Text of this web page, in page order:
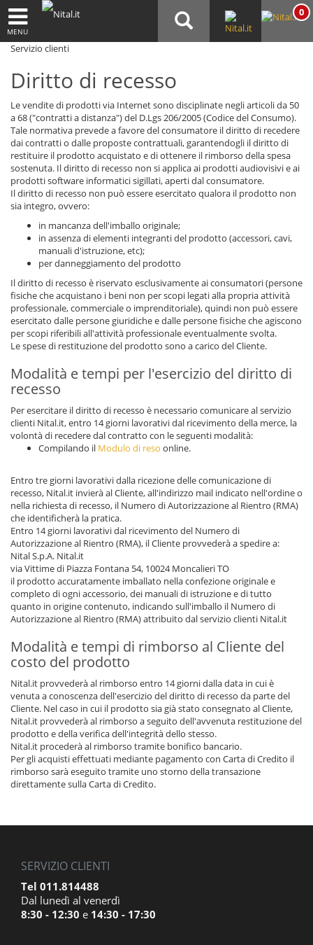
MENU
0
Servizio clienti
Diritto di recesso
Le vendite di prodotti via Internet sono disciplinate negli articoli da 50
a 68 ("contratti a distanza") del D.Lgs 206/2005 (Codice del Consumo).
Tale normativa prevede a favore del consumatore il diritto di recedere
dai contratti o dalle proposte contrattuali, garantendogli il diritto di
restituire il prodotto acquistato e di ottenere il rimborso della spesa
sostenuta. Il diritto di recesso non si applica ai prodotti audiovisivi e ai
prodotti software informatici sigillati, aperti dal consumatore.
Il diritto di recesso non può essere esercitato qualora il prodotto non
sia integro, ovvero:
in mancanza dell'imballo originale;
in assenza di elementi integranti del prodotto (accessori, cavi,
manuali d'istruzione, etc);
per danneggiamento del prodotto
Il diritto di recesso è riservato esclusivamente ai consumatori (persone
fisiche che acquistano i beni non per scopi legati alla propria attività
professionale, commerciale o imprenditoriale), quindi non può essere
esercitato dalle persone giuridiche e dalle persone fisiche che agiscono
per scopi riferibili all'attività professionale eventualmente svolta.
Le spese di restituzione del prodotto sono a carico del Cliente.
Modalità e tempi per l'esercizio del diritto di
recesso
Per esercitare il diritto di recesso è necessario comunicare al servizio
clienti Nital.it, entro 14 giorni lavorativi dal ricevimento della merce, la
volontà di recedere dal contratto con le seguenti modalità:
Compilando il Modulo di reso online.
Entro tre giorni lavorativi dalla ricezione delle comunicazione di
recesso, Nital.it invierà al Cliente, all'indirizzo mail indicato nell'ordine o
nella richiesta di recesso, il Numero di Autorizzazione al Rientro (RMA)
che identificherà la pratica.
Entro 14 giorni lavorativi dal ricevimento del Numero di
Autorizzazione al Rientro (RMA), il Cliente provvederà a spedire a:
Nital S.p.A. Nital.it
via Vittime di Piazza Fontana 54, 10024 Moncalieri TO
il prodotto accuratamente imballato nella confezione originale e
completo di ogni accessorio, dei manuali di istruzione e di tutto
quanto in origine contenuto, indicando sull'imballo il Numero di
Autorizzazione al Rientro (RMA) attribuito dal servizio clienti Nital.it
Modalità e tempi di rimborso al Cliente del
costo del prodotto
Nital.it provvederà al rimborso entro 14 giorni dalla data in cui è
venuta a conoscenza dell'esercizio del diritto di recesso da parte del
Cliente. Nel caso in cui il prodotto sia già stato consegnato al Cliente,
Nital.it provvederà al rimborso a seguito dell'avvenuta restituzione del
prodotto e della verifica dell'integrità dello stesso.
Nital.it procederà al rimborso tramite bonifico bancario.
Per gli acquisti effettuati mediante pagamento con Carta di Credito il
rimborso sarà eseguito tramite uno storno della transazione
direttamente sulla Carta di Credito.
SERVIZIO CLIENTI
Tel 011.814488
Dal lunedì al venerdì
8:30 - 12:30 e 14:30 - 17:30